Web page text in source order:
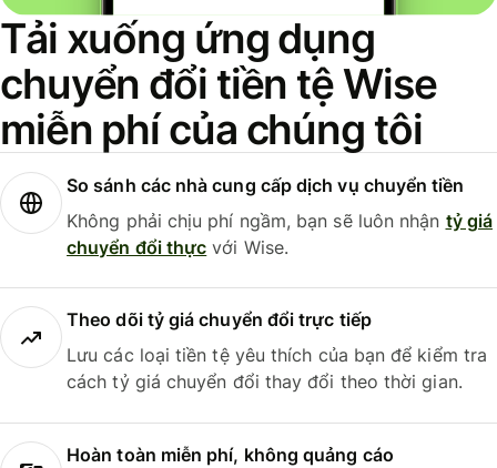
Tải xuống ứng dụng
chuyển đổi tiền tệ Wise
miễn phí của chúng tôi
So sánh các nhà cung cấp dịch vụ chuyển tiền
Không phải chịu phí ngầm, bạn sẽ luôn nhận tỷ giá
chuyển đổi thực với Wise.
Theo dõi tỷ giá chuyển đổi trực tiếp
Lưu các loại tiền tệ yêu thích của bạn để kiểm tra
cách tỷ giá chuyển đổi thay đổi theo thời gian.
Hoàn toàn miễn phí, không quảng cáo